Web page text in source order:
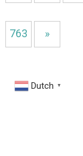
763 »
Dutch ▼